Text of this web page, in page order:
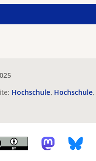
Hochschule Hochschule